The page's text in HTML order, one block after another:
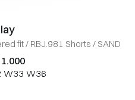
fit/ RBJ.981 Shorts / SAND
1.000
W33 W36